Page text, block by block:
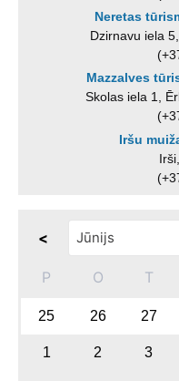
Neretas
Dzirnavu iela
Mazzalves
Skolas iela 1,
Iršu
<
P O T
25 26 27
1 2 3